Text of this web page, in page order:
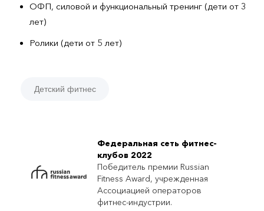
ОФП, силовой и функциональный тренинг (дети от 3
лет)
Ролики (дети от 5 лет)
Детский фитнес
Федеральная сеть фитнес-
клубов 2022
Победитель премии Russian
Fitness Award, учрежденная
Ассоциацией операторов
фитнес-индустрии.